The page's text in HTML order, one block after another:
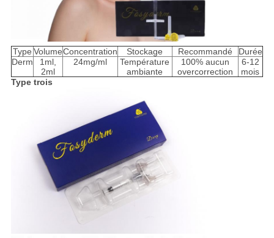
Type VolumeConcentration Stockage Recommandé
Durée
Derm
1ml,
2ml
24mg/ml
Température
ambiante
100% aucun
overcorrection
6-12
mois
Type trois